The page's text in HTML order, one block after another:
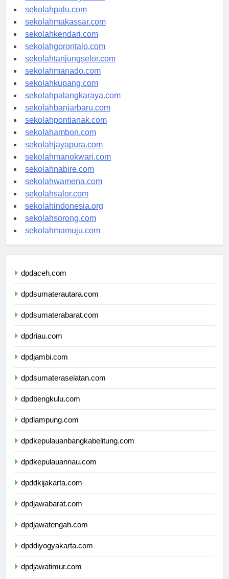
sekolahsurabaya.com
sekolahpalu.com
sekolahmakassar.com
sekolahkendari.com
sekolahgorontalo.com
sekolahtanjungselor.com
sekolahmanado.com
sekolahkupang.com
sekolahpalangkaraya.com
sekolahbanjarbaru.com
sekolahpontianak.com
sekolahambon.com
sekolahjayapura.com
sekolahmanokwari.com
sekolahnabire.com
sekolahwamena.com
sekolahsalor.com
sekolahindonesia.org
sekolahsorong.com